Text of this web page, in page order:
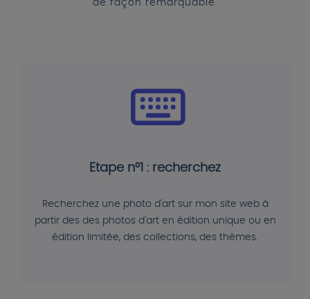
de façon remarquable.
Etape n°1 : recherchez
Recherchez une photo d'art sur mon site web à
partir des des photos d'art en édition unique ou en
édition limitée, des collections, des thèmes.